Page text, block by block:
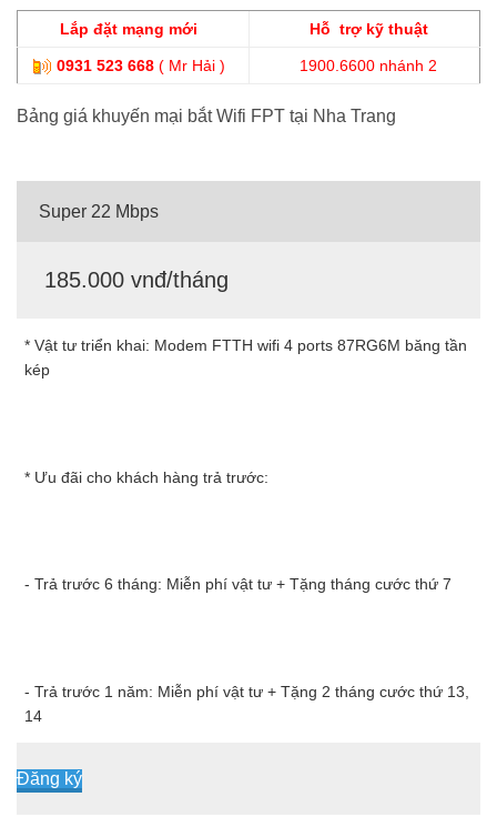
Lắp đặt mạng mới Hỗ trợ kỹ thuật
0931 523 668 ( Mr Hải ) 1900.6600 nhánh 2
Bảng giá khuyến mại bắt Wifi FPT tại Nha Trang
Super 22 Mbps
185.000 vnđ/tháng
* Vật tư triển khai: Modem FTTH wifi 4 ports 87RG6M băng tần
kép
* Ưu đãi cho khách hàng trả trước:
- Trả trước 6 tháng: Miễn phí vật tư + Tặng tháng cước thứ 7
- Trả trước 1 năm: Miễn phí vật tư + Tặng 2 tháng cước thứ 13,
14
Đăng ký